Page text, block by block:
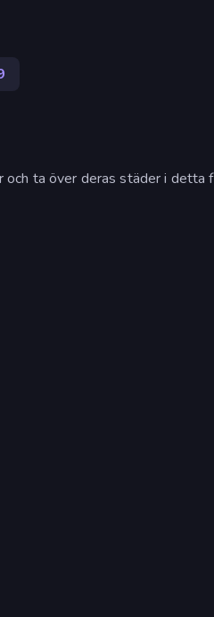
och ta över deras städer i